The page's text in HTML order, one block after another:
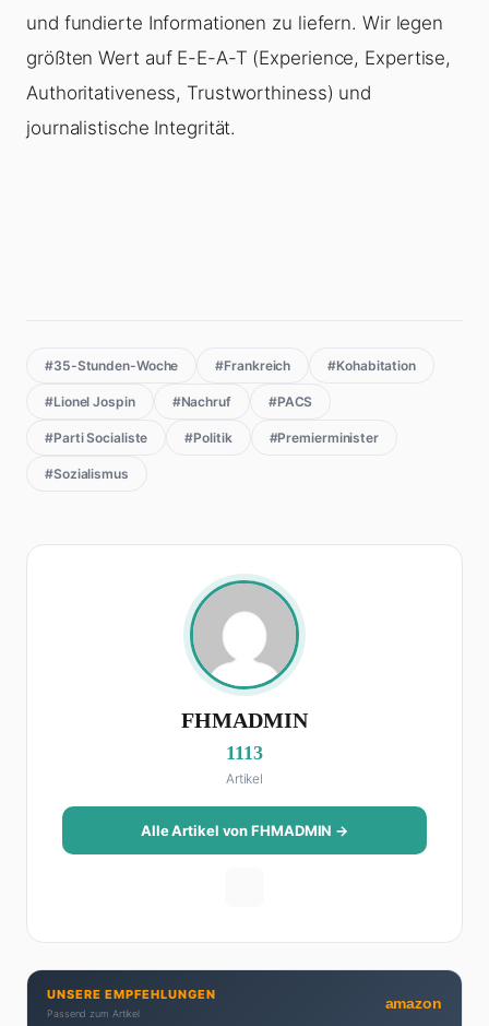
und fundierte Informationen zu liefern. Wir legen
größten Wert auf E-E-A-T (Experience, Expertise,
Authoritativeness, Trustworthiness) und
journalistische Integrität.
#35-Stunden-Woche #Frankreich #Kohabitation
#Lionel Jospin #Nachruf #PACS
#Parti Socialiste #Politik #Premierminister
#Sozialismus
FHMADMIN
1113
Artikel
Alle Artikel von FHMADMIN →
UNSERE EMPFEHLUNGEN
Passend zum Artikel
amazon